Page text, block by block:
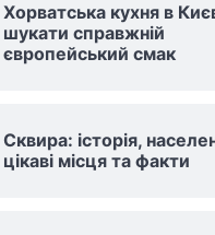
Хорватська кухня в
шукати справжній
європейський смак
Сквира: історія,
цікаві місця та факти